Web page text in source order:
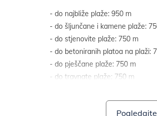
- do najbliže plaže: 950 m
- do šljunčane i kamene plaže:
- do stjenovite plaže: 750 m
- do betoniranih platoa na plaži:
- do pješčane plaže: 750 m
- do travnate plaže: 750 m
- do centra: 350 m